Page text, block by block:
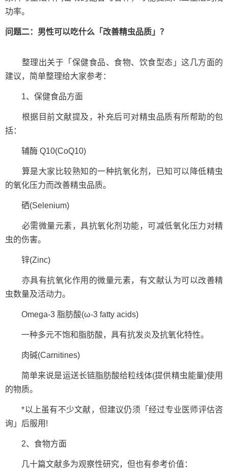
功率。
问题二：男性可以吃什么「改善精虫品质」？
整理出关于「保健食品、食物、饮食型态」这几方面的
建议，简单整理给大家参考：
1、保健食品方面
根据目前文献提及，补充后可对精虫品质有所帮助的包
括：
辅酶 Q10(CoQ10)
算是大家比较熟知的一种抗氧化剂，已知可以降低精虫
的氧化压力而改善精虫品质。
硒(Selenium)
必需微量元素，具抗氧化剂功能，可减低氧化压力对精
虫的伤害。
锌(Zinc)
亦具有抗氧化作用的微量元素，有文献认为可以改善精
虫数量及活动力。
Omega-3 脂肪酸(ω-3 fatty acids)
一种多元不饱和脂肪酸，具有抗发炎及抗氧化特性。
肉碱(Carnitines)
简单来说是运送长链脂肪酸给粒线体(提供精虫能量)使用
的物质。
*以上虽有不少文献，但建议仍须「经过专业医师评估咨
询」后服用!
2、食物方面
几十篇文献多为观察性研究，但也有参考价值：